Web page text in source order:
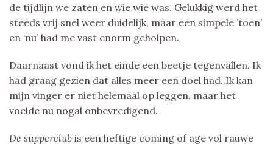
de tijdlijn we zaten en wie wie was. Gelukkig werd het
steeds vrij snel weer duidelijk, maar een simpele ’toen’
en ‘nu’ had me vast enorm geholpen.
Daarnaast vond ik het einde een beetje tegenvallen. Ik
had graag gezien dat alles meer een doel had..Ik kan
mijn vinger er niet helemaal op leggen, maar het
voelde nu nogal onbevredigend.
De supperclub is een heftige coming of age vol rauwe